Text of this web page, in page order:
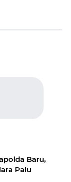
Baru,
Palu